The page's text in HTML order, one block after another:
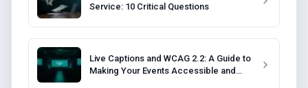
Service: 10 Critical Questions
Live Captions and WCAG 2.2: A Guide to
Making Your Events Accessible and